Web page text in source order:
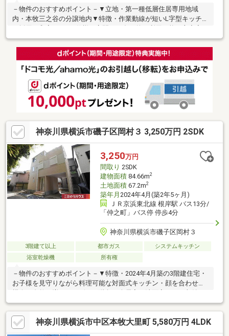
－物件のおすすめポイント－▼立地・第一種低層住居専用地域
内・本牧三之谷の分譲地内▼特徴・作業動線が短いL字型キッチン
約9.6帖の広さ・多用途に活用可能なロフト付・浴室は1616サイ
ズ・各階にトイレを配置・和室・各洋室に収納スペース有・駐車
スペース有(車種による)▼周辺環境・オーケー本牧店 徒歩10分(約
740m)・新本牧公園 徒歩7分(約540m)・横浜間門郵便局 徒歩8分
━━━━━・・・物件の詳細・ご相談はお気軽にお問い合わせく
ださい。
神奈川県横浜市磯子区岡村３ 3,250万円 2SDK
3,250万円
間取り 2SDK
建物面積84.66m2
土地面積67.2m2
築年月 2024年4月(築2年5ヶ月)
ＪＲ京浜東北線 根岸駅 バス13分/
「仲之町」バス停 停歩4分
神奈川県横浜市磯子区岡村３
3階建て以上 都市ガス
システムキッチン
浴室乾燥機
所有権
－物件のおすすめポイント－▼特徴・2024年4月築の3階建住宅・
お子様を見守りながら料理可能な対面式キッチン・顔を合わせる
機会が自然と増えるリビング階段・全居室・洗面室などに収納を
配置・収納・バルコニー付のサービススペース有・駐車1台可能
(車種による)▼設備・食洗機・浴室乾燥機・1・3階にトイレ有・
宅配ボックス付ポスト▼周辺環境・岡村小学校 徒歩11分(約
870m)・岡村中学校 徒歩5分(約400m)・岡村三丁目公園 徒歩3分
神奈川県横浜市中区本牧大里町 5,580万円 4LDK